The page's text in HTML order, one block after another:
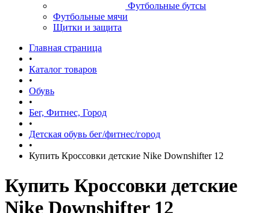
Футбольные бутсы
Футбольные мячи
Щитки и защита
Главная страница
•
Каталог товаров
•
Обувь
•
Бег, Фитнес, Город
•
Детская обувь бег/фитнес/город
•
Купить Кроссовки детские Nike Downshifter 12
Купить Кроссовки детские
Nike Downshifter 12